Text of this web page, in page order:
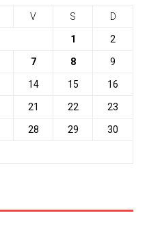
V S D
1 2
7 8 9
14 15 16
21 22 23
28 29 30